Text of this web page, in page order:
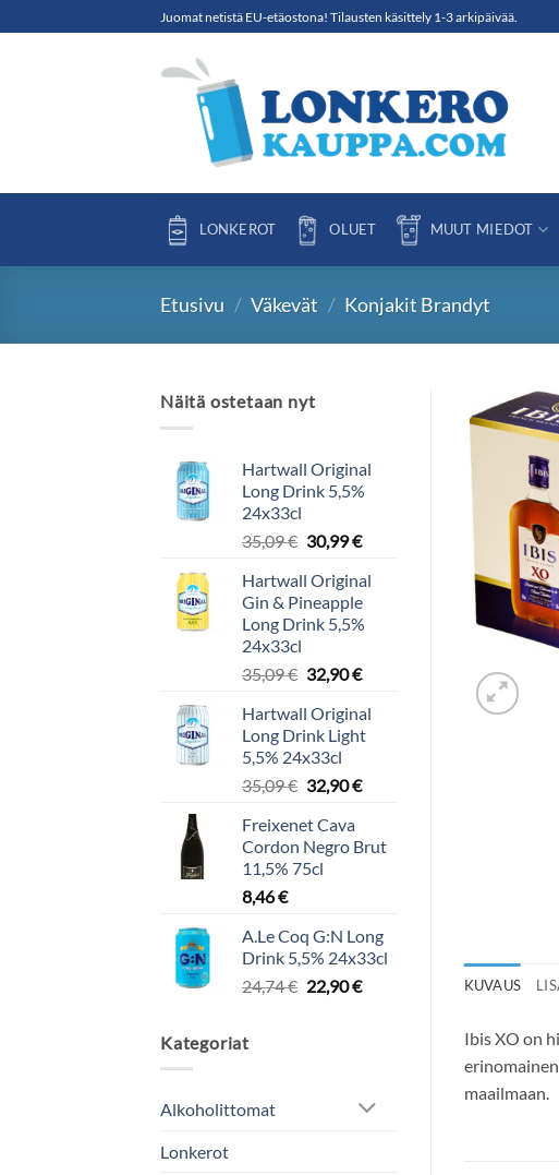
to
Juomat netistä EU-etäostona! Tilausten käsittely 1-3 arkipäivää.
LONKEROT OLUET MUUT MIEDOT
Etusivu / Väkevät / Konjakit Brandyt
Näitä ostetaan nyt
Hartwall Original
Long Drink 5,5%
24x33cl
35,09€ Alkuperäinen
oli:
35,09 €.
30,99€Nykyinen
on:
30,99 €.
Hartwall Original
Gin & Pineapple
Long Drink 5,5%
24x33cl
35,09€ Alkuperäinen
oli:
35,09 €.
32,90€Nykyinen
on:
32,90 €.
Hartwall Original
Long Drink Light
5,5% 24x33cl
35,09€ Alkuperäinen
oli:
35,09 €.
32,90€Nykyinen
32,90 €.
Freixenet Cava
Cordon Negro Brut
11,5% 75cl
8,46€
A.Le Coq G:N Long
Drink 5,5% 24x33cl
24,74€ Alkuperäinen
22,90€Nykyinen
Kategoriat
Alkoholittomat
Lonkerot
KUVAUS
Ibis XO on
maailmaan.